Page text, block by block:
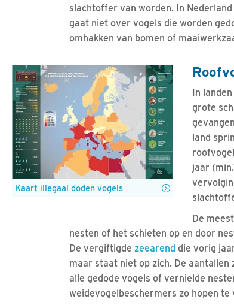
slachtoffer van worden. In
gaat niet over vogels die worden
omhakken van bomen of
Kaart illegaal doden vogels
In
grote
land
jaar
De
nesten of het schieten op en door
De vergiftigde zeearend die vorig
maar staat niet op zich. De
alle gedode vogels of vernielde
weidevogelbeschermers zo hopen